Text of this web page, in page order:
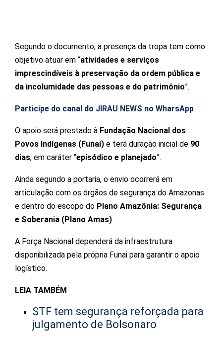
Segundo o documento, a presença da tropa tem como
objetivo atuar em “atividades e serviços
imprescindíveis à preservação da ordem pública e
da incolumidade das pessoas e do patrimônio”.
Participe do canal do JIRAU NEWS no WharsApp
O apoio será prestado à Fundação Nacional dos
Povos Indígenas (Funai) e terá duração inicial de 90
dias, em caráter “episódico e planejado”.
Ainda segundo a portaria, o envio ocorrerá em
articulação com os órgãos de segurança do Amazonas
e dentro do escopo do Plano Amazônia: Segurança
e Soberania (Plano Amas).
A Força Nacional dependerá da infraestrutura
disponibilizada pela própria Funai para garantir o apoio
logístico.
LEIA TAMBÉM
STF tem segurança reforçada para
julgamento de Bolsonaro